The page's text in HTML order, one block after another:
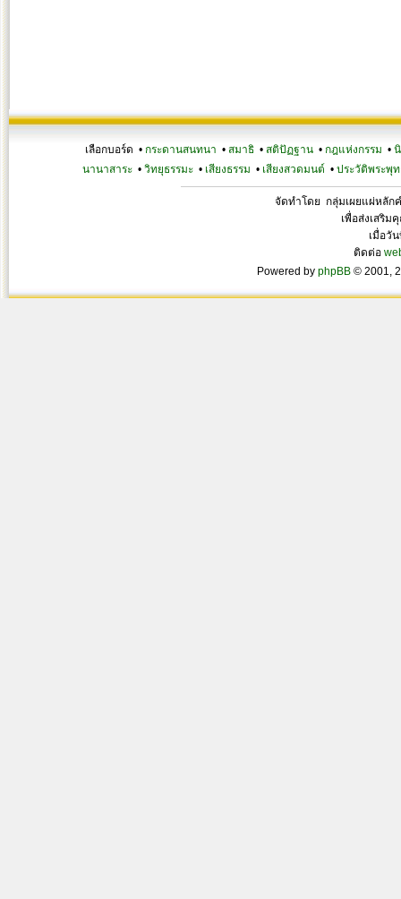
เลือกบอร์ด • กระดานสนทนา • สมาธิ • สติปัฏฐาน • กฎแห่งกรรม •
นานาสาระ• วิทยุธรรมะ• เสียงธรรม • เสียงสวดมนต์ • ประวัติพระพุท
จัดทำโดย กลุ่มเผยแผ่หลัก
เพื่อส่งเสริม
เมื่อวั
ติดต่อ
Powered by phpBB © 2001,